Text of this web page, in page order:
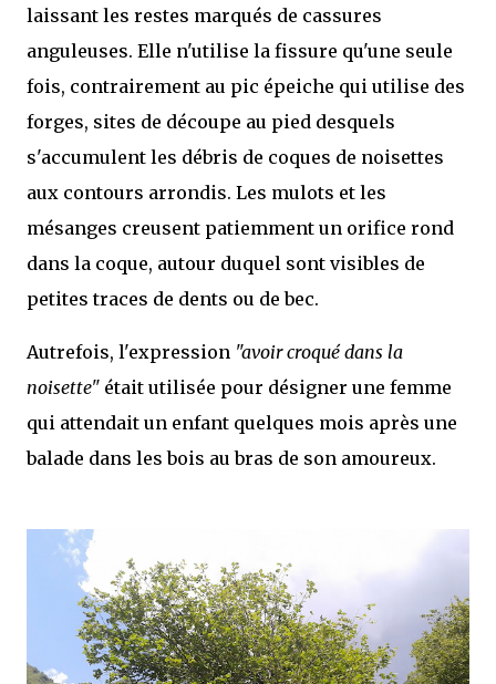
laissant les restes marqués de cassures
anguleuses. Elle n'utilise la fissure qu'une seule
fois, contrairement au pic épeiche qui utilise des
forges, sites de découpe au pied desquels
s'accumulent les débris de coques de noisettes
aux contours arrondis. Les mulots et les
mésanges creusent patiemment un orifice rond
dans la coque, autour duquel sont visibles de
petites traces de dents ou de bec.
Autrefois, l'expression "avoir croqué dans la
noisette" était utilisée pour désigner une femme
qui attendait un enfant quelques mois après une
balade dans les bois au bras de son amoureux.